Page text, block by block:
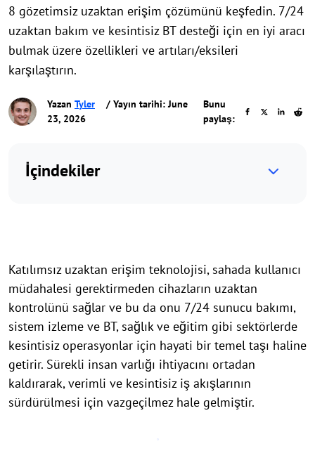
8 gözetimsiz uzaktan erişim çözümünü keşfedin. 7/24
uzaktan bakım ve kesintisiz BT desteği için en iyi aracı
bulmak üzere özellikleri ve artıları/eksileri
karşılaştırın.
Yazan Tyler
/ Yayın tarihi: June
23, 2026
Bunu
paylaş:
İçindekiler
Katılımsız uzaktan erişim teknolojisi, sahada kullanıcı
müdahalesi gerektirmeden cihazların uzaktan
kontrolünü sağlar ve bu da onu 7/24 sunucu bakımı,
sistem izleme ve BT, sağlık ve eğitim gibi sektörlerde
kesintisiz operasyonlar için hayati bir temel taşı haline
getirir. Sürekli insan varlığı ihtiyacını ortadan
kaldırarak, verimli ve kesintisiz iş akışlarının
sürdürülmesi için vazgeçilmez hale gelmiştir.